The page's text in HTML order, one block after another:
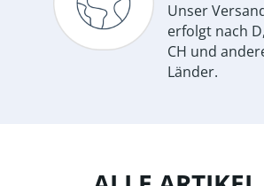
Unser
erfolgt nach
CH und
Länder.